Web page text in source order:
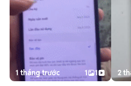
1 tháng trước 1 1 2